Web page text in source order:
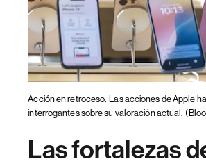
Acción en retroceso. Las acciones de Apple
interrogantes sobre su valoración actual.
Las fortalezas